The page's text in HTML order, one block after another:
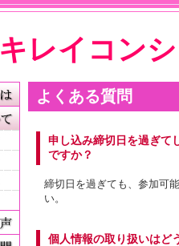
キレイコン
よくある質問
申し込み締切日を過ぎて
ですか？
締切日を過ぎても、参加可
い。
個人情報の取り扱いはど